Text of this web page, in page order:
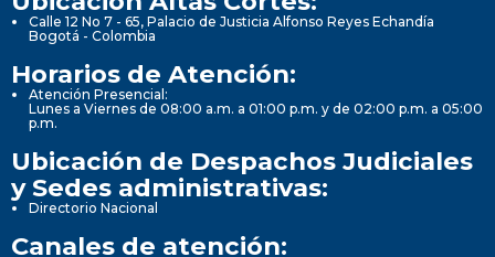
Calle 12 No 7 - 65, Palacio de Justicia Alfonso Reyes Echandía
Bogotá - Colombia
Horarios de Atención:
Atención Presencial:
Lunes a Viernes de 08:00 a.m. a 01:00 p.m. y de 02:00 p.m. a 05:00
p.m.
Ubicación de Despachos Judiciales
y Sedes administrativas:
Directorio Nacional
Canales de atención: